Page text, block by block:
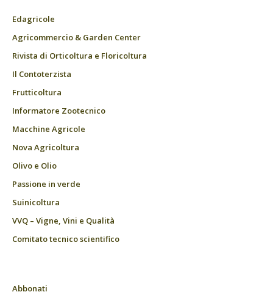
Edagricole
Agricommercio & Garden Center
Rivista di Orticoltura e Floricoltura
Il Contoterzista
Frutticoltura
Informatore Zootecnico
Macchine Agricole
Nova Agricoltura
Olivo e Olio
Passione in verde
Suinicoltura
VVQ – Vigne, Vini e Qualità
Comitato tecnico scientifico
Abbonati